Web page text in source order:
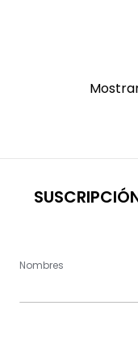
Nombres